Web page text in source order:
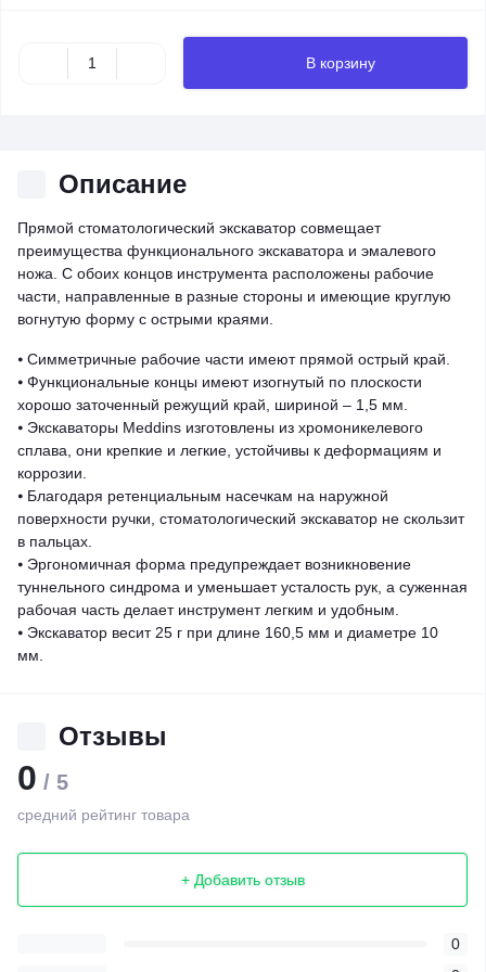
В корзину
Описание
Прямой стоматологический экскаватор совмещает
преимущества функционального экскаватора и эмалевого
ножа. С обоих концов инструмента расположены рабочие
части, направленные в разные стороны и имеющие круглую
вогнутую форму с острыми краями.
⦁ Симметричные рабочие части имеют прямой острый край.
⦁ Функциональные концы имеют изогнутый по плоскости
хорошо заточенный режущий край, шириной – 1,5 мм.
⦁ Экскаваторы Meddins изготовлены из хромоникелевого
сплава, они крепкие и легкие, устойчивы к деформациям и
коррозии.
⦁ Благодаря ретенциальным насечкам на наружной
поверхности ручки, стоматологический экскаватор не скользит
в пальцах.
⦁ Эргономичная форма предупреждает возникновение
туннельного синдрома и уменьшает усталость рук, а суженная
рабочая часть делает инструмент легким и удобным.
⦁ Экскаватор весит 25 г при длине 160,5 мм и диаметре 10
мм.
Отзывы
0 / 5
средний рейтинг товара
+ Добавить отзыв
0